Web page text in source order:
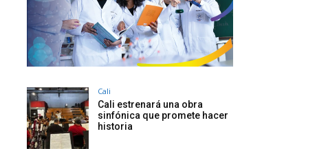
Cali
Cali estrenará una obra
sinfónica que promete hacer
historia